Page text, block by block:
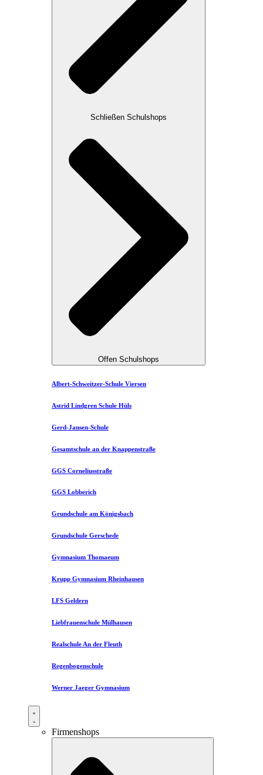
Schließen Schulshops
Offen Schulshops
Albert-Schweitzer-Schule Viersen
Astrid Lindgren Schule Hüls
Gerd-Jansen-Schule
Gesamtschule an der Knappenstraße
GGS Corneliusstraße
GGS Lobberich
Grundschule am Königsbach
Grundschule Gerschede
Gymnasium Thomaeum
Krupp Gymnasium Rheinhausen
LFS Geldern
Liebfrauenschule Mülhausen​
Realschule An der Fleuth
Regenbogenschule
Werner Jaeger Gymnasium
Firmenshops